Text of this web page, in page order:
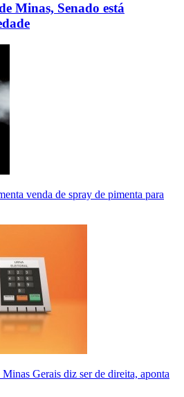
Minas, Senado está
venda de spray de pimenta para
Gerais diz ser de direita, aponta